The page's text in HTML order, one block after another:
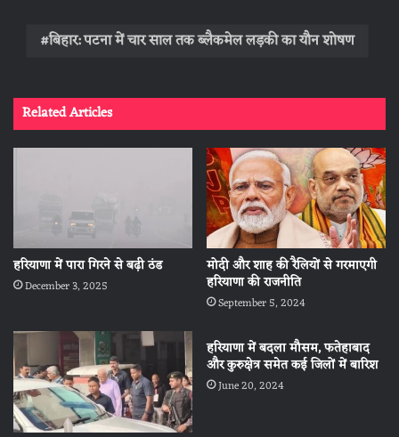
बिहार: पटना में चार साल तक ब्लैकमेल लड़की का यौन शोषण
Related Articles
हरियाणा में पारा गिरने से बढ़ी ठंड
December 3, 2025
मोदी और शाह की रैलियों से गरमाएगी
हरियाणा की राजनीति
September 5, 2024
हरियाणा में बदला मौसम, फतेहाबाद
और कुरुक्षेत्र समेत कई जिलों में बारिश
June 20, 2024